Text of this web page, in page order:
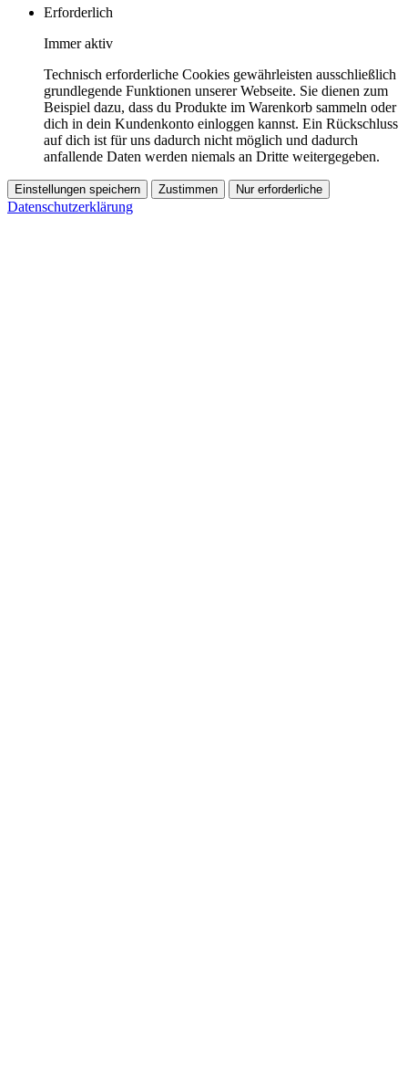
Erforderlich
Immer aktiv
Technisch erforderliche Cookies gewährleisten ausschließlich
grundlegende Funktionen unserer Webseite. Sie dienen zum
Beispiel dazu, dass du Produkte im Warenkorb sammeln oder
dich in dein Kundenkonto einloggen kannst. Ein Rückschluss
auf dich ist für uns dadurch nicht möglich und dadurch
anfallende Daten werden niemals an Dritte weitergegeben.
Einstellungen speichern Zustimmen Nur erforderliche
Datenschutzerklärung